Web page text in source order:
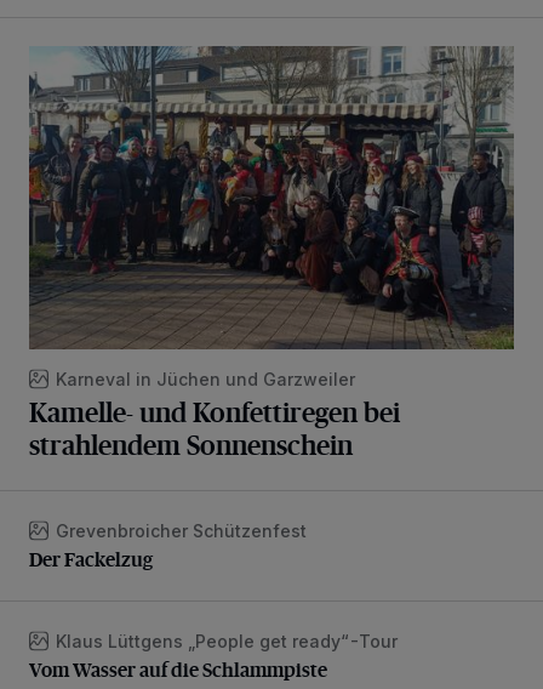
Kamelle- und Konfettiregen bei strahlendem Sonnenschein
Karneval in Jüchen und Garzweiler
Kamelle- und Konfettiregen bei
strahlendem Sonnenschein
Der Fackelzug
Grevenbroicher Schützenfest
Der Fackelzug
Vom Wasser auf die Schlammpiste
Klaus Lüttgens „People get ready“-Tour
Vom Wasser auf die Schlammpiste